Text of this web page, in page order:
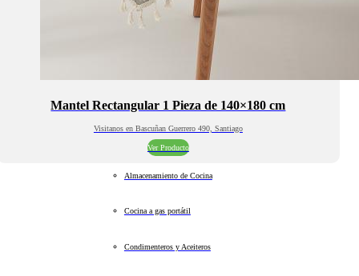
Mantel Rectangular 1 Pieza de 140×180 cm
Visitanos en Bascuñan Guerrero 490, Santiago
Ver Producto
Almacenamiento de Cocina
Cocina a gas portátil
Condimenteros y Aceiteros